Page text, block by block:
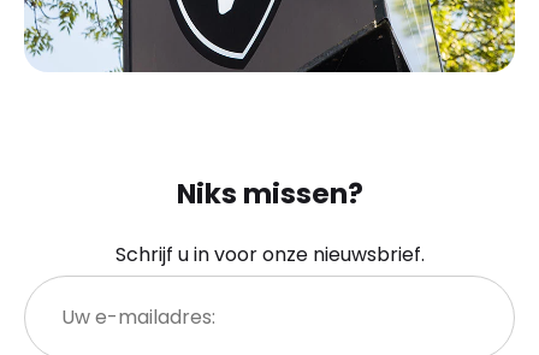
Niks missen?
Schrijf u in voor onze nieuwsbrief.
Uw
e-
mailadres: